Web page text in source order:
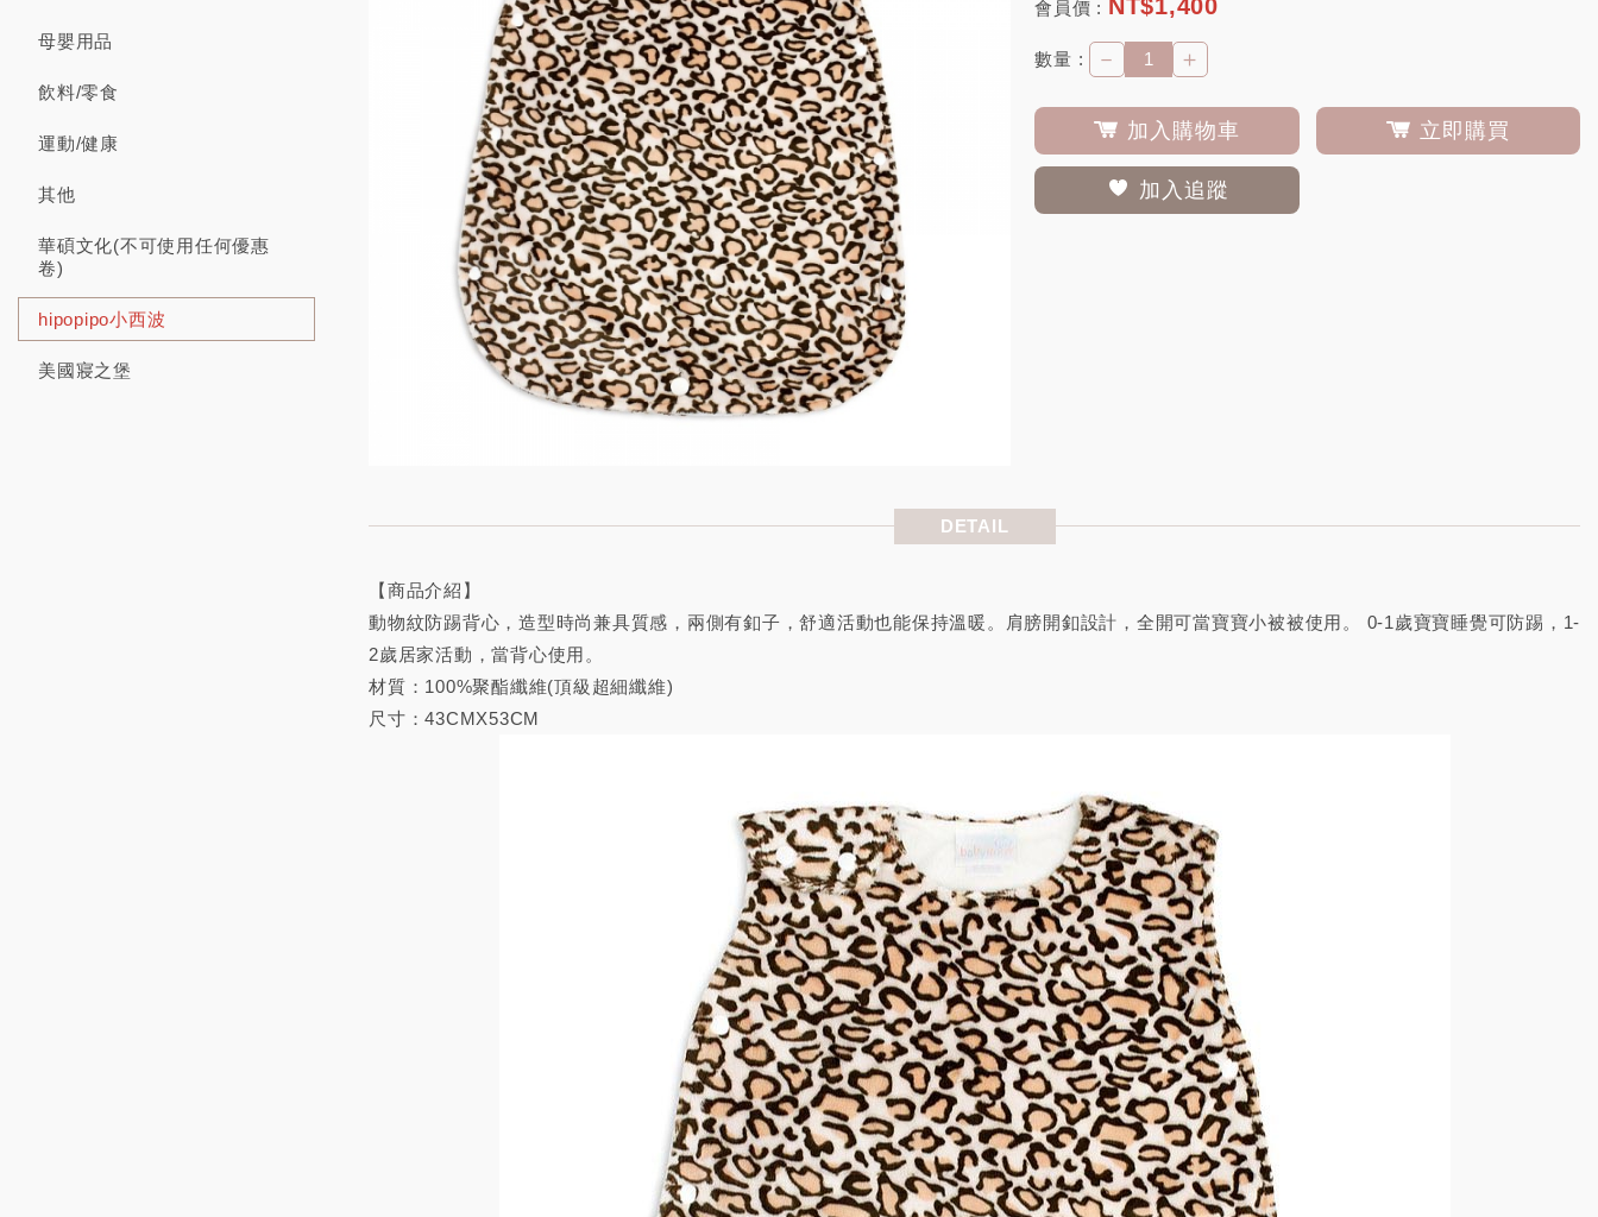
母嬰用品
飲料/零食
運動/健康
其他
華碩文化(不可使用任何優惠
卷)
hipopipo小西波
美國寢之堡
會員價 : NT$1,400
數量 : － ＋
加入購物車 立即購買
加入追蹤
DETAIL
【商品介紹】
動物紋防踢背心，造型時尚兼具質感，兩側有釦子，舒適活動也能保持溫暖。肩膀開釦設計，全開可當寶寶小被被使用。 0-1歲寶寶睡覺可防踢，1-
2歲居家活動，當背心使用。
材質：100%聚酯纖維(頂級超細纖維)
尺寸：43CMX53CM